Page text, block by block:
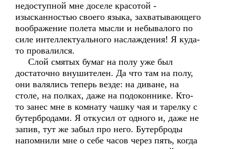
недоступной мне доселе красотой -
изысканностью своего языка, захватывающего
воображение полета мысли и небывалого по
силе интеллектуального наслаждения! Я куда-
то провалился.
Слой смятых бумаг на полу уже был
достаточно внушителен. Да что там на полу,
они валялись теперь везде: на диване, на
столе, на полках, даже на подоконнике. Кто-
то занес мне в комнату чашку чая и тарелку с
бутербродами. Я откусил от одного и, даже не
запив, тут же забыл про него. Бутерброды
напомнили мне о себе часов через пять, когда